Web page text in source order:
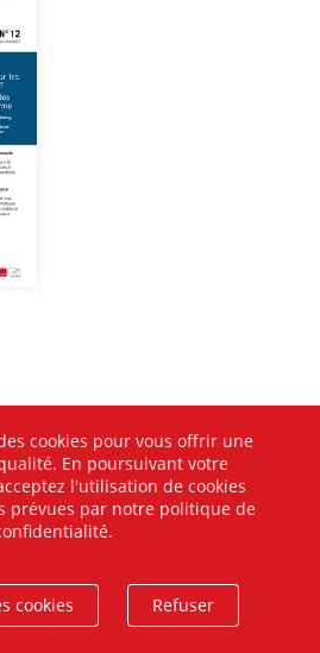
cookies pour vous offrir une
En poursuivant votre
l'utilisation de cookies
prévues par notre politique de
cookies Refuser